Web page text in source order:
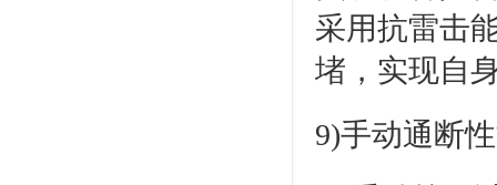
采用抗雷击
堵，实现自
9)手动通断